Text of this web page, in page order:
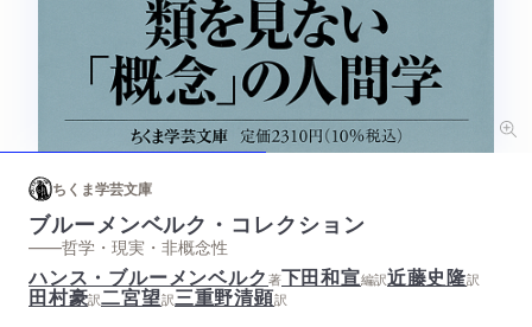
ちくま学芸文庫
ブルーメンベルク・コレクション
——哲学・現実・非概念性
ハンス・ブルーメンベルク著下田和宣編訳近藤史隆訳
田村豪訳二宮望訳三重野清顕訳